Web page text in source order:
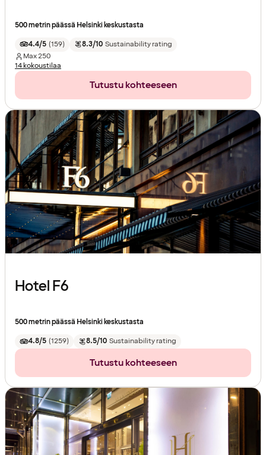
500 metrin päässä Helsinki keskustasta
4.4/5 (159) 8.3/10 Sustainability rating
Max250
14 kokoustilaa
Tutustu kohteeseen
Hotel F6
500 metrin päässä Helsinki keskustasta
4.8/5 (1259) 8.5/10 Sustainability rating
Tutustu kohteeseen